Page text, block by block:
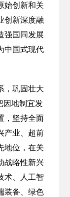
始创新和关
创新深度融
强国同发展
中国式现代
巩固壮大
因地制宜发
，坚持全面
产业、超前
地位，在关
战略性新兴
术、人工智
装备、绿色